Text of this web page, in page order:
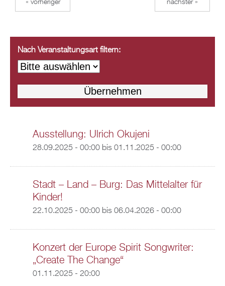
« vorheriger nächster »
Nach Veranstaltungsart filtern:
Ausstellung: Ulrich Okujeni
28.09.2025 - 00:00bis 01.11.2025 - 00:00
Stadt – Land – Burg: Das Mittelalter für
Kinder!
22.10.2025 - 00:00bis 06.04.2026 - 00:00
Konzert der Europe Spirit Songwriter:
„Create The Change“
01.11.2025 - 20:00